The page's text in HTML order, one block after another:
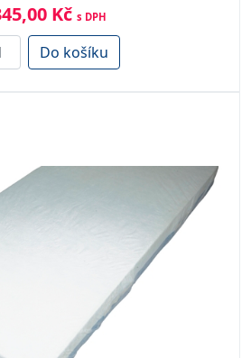
Kč s DPH
Do košíku